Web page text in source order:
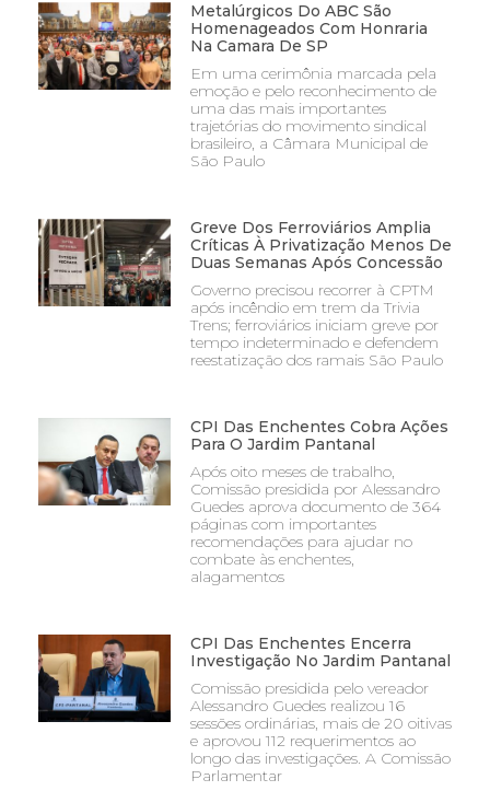
Metalúrgicos Do ABC São
Homenageados Com Honraria
Na Camara De SP
Em uma cerimônia marcada pela
emoção e pelo reconhecimento de
uma das mais importantes
trajetórias do movimento sindical
brasileiro, a Câmara Municipal de
São Paulo
Greve Dos Ferroviários Amplia
Críticas À Privatização Menos De
Duas Semanas Após Concessão
Governo precisou recorrer à CPTM
após incêndio em trem da Trivia
Trens; ferroviários iniciam greve por
tempo indeterminado e defendem
reestatização dos ramais São Paulo
CPI Das Enchentes Cobra Ações
Para O Jardim Pantanal
Após oito meses de trabalho,
Comissão presidida por Alessandro
Guedes aprova documento de 364
páginas com importantes
recomendações para ajudar no
combate às enchentes,
alagamentos
CPI Das Enchentes Encerra
Investigação No Jardim Pantanal
Comissão presidida pelo vereador
Alessandro Guedes realizou 16
sessões ordinárias, mais de 20 oitivas
e aprovou 112 requerimentos ao
longo das investigações. A Comissão
Parlamentar